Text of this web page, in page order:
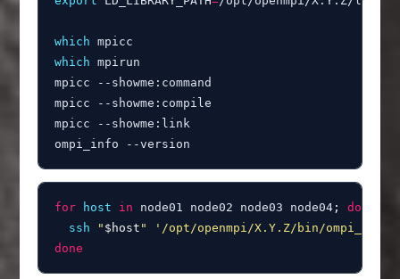
which
which mpirun
mpicc --showme:command
mpicc --showme:compile
mpicc --showme:link
ompi_info --version
for host in node01 node02 node03 node04 ;
do
ssh
" $host "
'/opt/openmpi/X.Y.Z/bin/
done